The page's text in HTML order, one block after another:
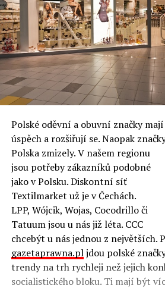
Polské oděvní a obuvní značky
úspěch a rozšiřují se. Naopak
Polska zmizely.V našem regionu
jsou potřeby zákazníků podobné
jako v Polsku. Diskontní síť
Textilmarket už je v Čechách.
LPP, Wójcik, Wojas, Cocodrillo či
Tatuum jsou u nás již léta. CCC
chcebýt u nás jednou z největších.
gazetaprawna.pljdou polské
trendy na trh rychleji než jejich
socialistického bloku. Ti mají být